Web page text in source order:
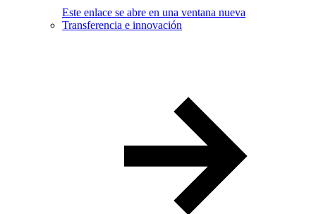
Este enlace se abre en una ventana nueva
Transferencia e innovación